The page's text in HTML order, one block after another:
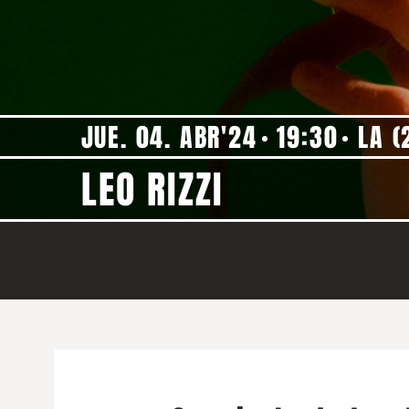
JUE. 04. ABR'24 19:30 LA
LEO RIZZI